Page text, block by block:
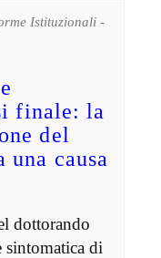
Istituzionali -
finale: la
del
causa
dottorando
sintomatica di